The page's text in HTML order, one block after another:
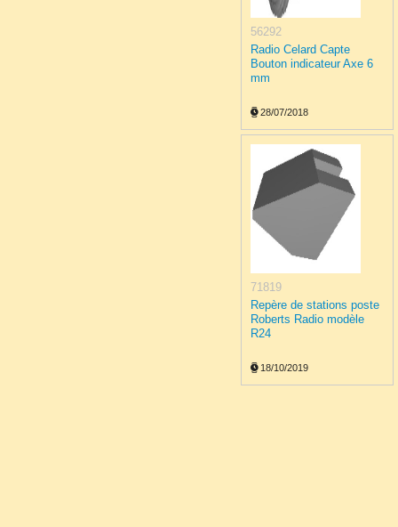
56292
Radio Celard Capte
Bouton indicateur Axe 6
mm
28/07/2018
71819
Repère de stations poste
Roberts Radio modèle
R24
18/10/2019